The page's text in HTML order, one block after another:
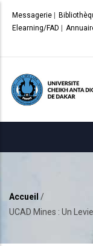
principal
Messagerie
Elearning/FAD
Fil
Accueil /
UCAD Mines : Un